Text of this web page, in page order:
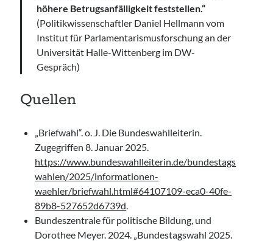
höhere Betrugsanfälligkeit feststellen.“
(Politikwissenschaftler Daniel Hellmann vom
Institut für Parlamentarismusforschung an der
Universität Halle-Wittenberg im DW-
Gespräch)
Quellen
„Briefwahl“. o. J. Die Bundeswahlleiterin.
Zugegriffen 8. Januar 2025.
https://www.bundeswahlleiterin.de/bundestags
wahlen/2025/informationen-
waehler/briefwahl.html#64107109-eca0-40fe-
89b8-527652d6739d.
Bundeszentrale für politische Bildung, und
Dorothee Meyer. 2024. „Bundestagswahl 2025.